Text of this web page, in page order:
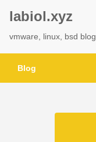
labiol.xyz
vmware, linux, bsd blog
Blog